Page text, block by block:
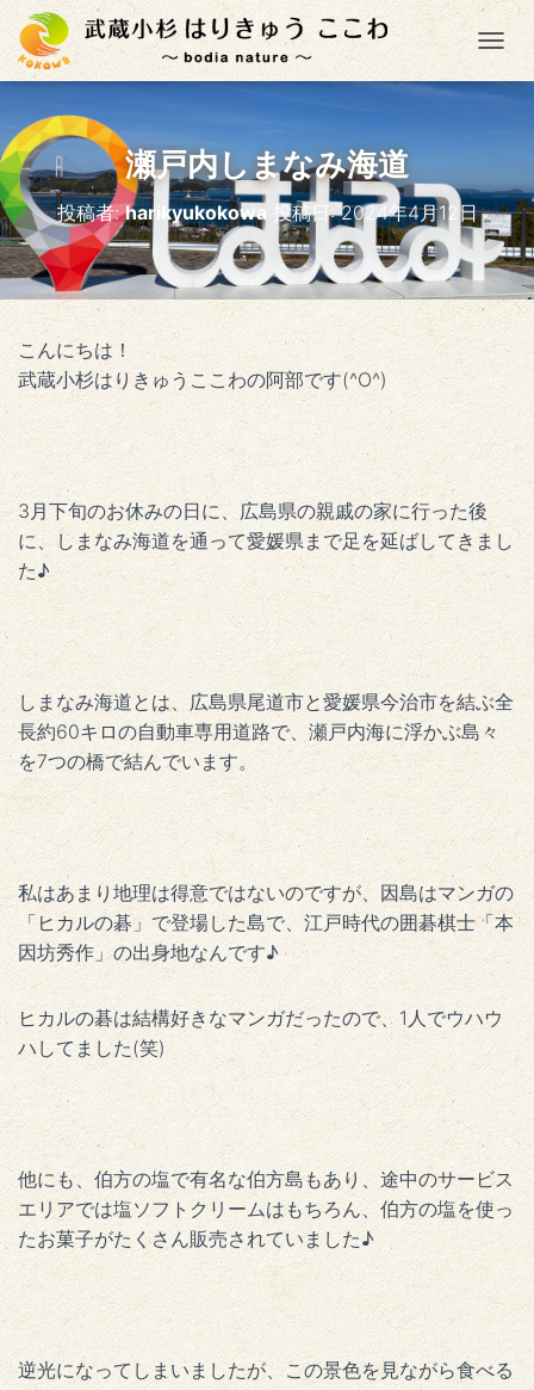
ナ
瀬戸内しまなみ海道
投稿者:harikyukokowa 投稿日:2024年4月12日
こんにちは！
武蔵小杉はりきゅうここわの阿部です(^O^)
3月下旬のお休みの日に、広島県の親戚の家に行った後
に、しまなみ海道を通って愛媛県まで足を延ばしてきまし
た♪
しまなみ海道とは、広島県尾道市と愛媛県今治市を結ぶ全
長約60キロの自動車専用道路で、瀬戸内海に浮かぶ島々
を7つの橋で結んでいます。
私はあまり地理は得意ではないのですが、因島はマンガの
「ヒカルの碁」で登場した島で、江戸時代の囲碁棋士「本
因坊秀作」の出身地なんです♪
ヒカルの碁は結構好きなマンガだったので、1人でウハウ
ハしてました(笑)
他にも、伯方の塩で有名な伯方島もあり、途中のサービス
エリアでは塩ソフトクリームはもちろん、伯方の塩を使っ
たお菓子がたくさん販売されていました♪
逆光になってしまいましたが、この景色を見ながら食べる